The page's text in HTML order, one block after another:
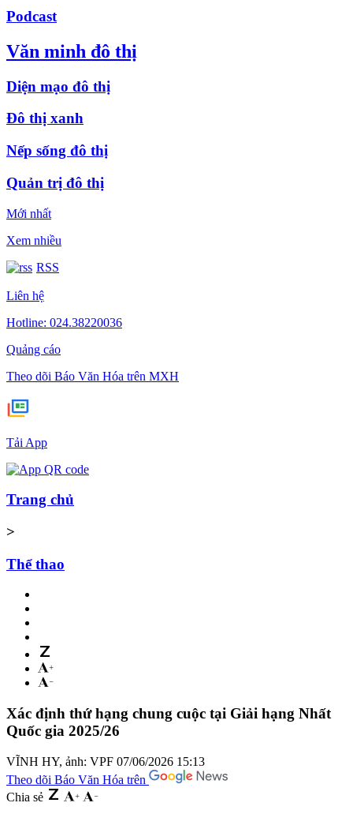
Podcast
Văn minh đô thị
Diện mạo đô thị
Đô thị xanh
Nếp sống đô thị
Quản trị đô thị
Mới nhất
Xem nhiều
RSS
Liên hệ
Hotline: 024.38220036
Quảng cáo
Theo dõi Báo Văn Hóa trên MXH
Tải App
Trang chủ
>
Thể thao
Xác định thứ hạng chung cuộc tại Giải hạng Nhất
Quốc gia 2025/26
VĨNH HY, ảnh: VPF 07/06/2026 15:13
Theo dõi Báo Văn Hóa trên
Chia sẻ